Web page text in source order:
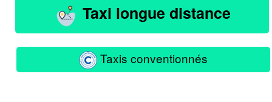
Taxi longue distance
Taxis conventionnés